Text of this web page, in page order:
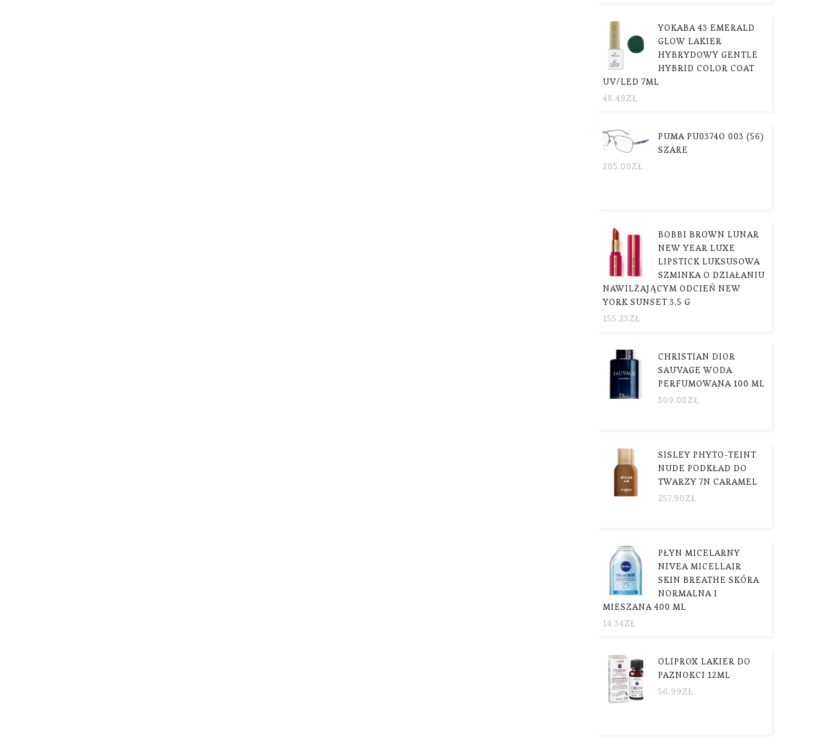
YOKABA 43 EMERALD
GLOW LAKIER
HYBRYDOWY GENTLE
HYBRID COLOR COAT
UV/LED 7ML
48.49ZŁ
PUMA PU0374O 003 (56)
SZARE
205.00ZŁ
BOBBI BROWN LUNAR
NEW YEAR LUXE
LIPSTICK LUKSUSOWA
SZMINKA O DZIAŁANIU
NAWILŻAJĄCYM ODCIEŃ NEW
YORK SUNSET 3,5 G
155.23ZŁ
CHRISTIAN DIOR
SAUVAGE WODA
PERFUMOWANA 100 ML
309.00ZŁ
SISLEY PHYTO-TEINT
NUDE PODKŁAD DO
TWARZY 7N CARAMEL
257.90ZŁ
PŁYN MICELARNY
NIVEA MICELLAIR
SKIN BREATHE SKÓRA
NORMALNA I
MIESZANA 400 ML
14.34ZŁ
OLIPROX LAKIER DO
PAZNOKCI 12ML
56.99ZŁ